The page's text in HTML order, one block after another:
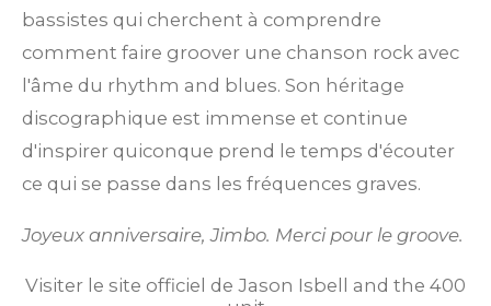
bassistes qui cherchent à comprendre
comment faire groover une chanson rock avec
l'âme du rhythm and blues. Son héritage
discographique est immense et continue
d'inspirer quiconque prend le temps d'écouter
ce qui se passe dans les fréquences graves.
Joyeux anniversaire, Jimbo. Merci pour le groove.
Visiter le site officiel de Jason Isbell and the 400